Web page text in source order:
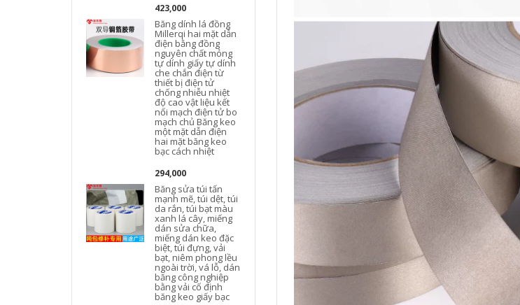
423,000
Băng dính lá đồng
Millerqi hai mặt dẫn
điện bằng đồng
nguyên chất mỏng
tự dính giấy tự dính
che chắn điện từ
thiết bị điện tử
chống nhiễu nhiệt
độ cao vật liệu kết
nối mạch điện tử bo
mạch chủ Băng keo
một mặt dẫn điện
hai mặt băng keo
bạc cách nhiệt
294,000
Băng sửa túi tấn
mạnh mẽ, túi dệt, túi
da rắn, túi bạt màu
xanh lá cây, miếng
dán sửa chữa,
miếng dán keo đặc
biệt, túi đựng, vải
bạt, niêm phong lều
ngoài trời, vá lỗ, dán
băng công nghiệp
bằng vải cố định
băng keo giấy bạc
Băng sóng Điều
Ruihuan Hai mặt
dính hai mặt băng
băng keo hai mặt
băng dính băng keo
băng keo đồng dẫn
điện
Giấy nhôm nguyên
tùy chỉnh không
dính hai mặt dày
động, bảo
hiệu điện từ
nhiệt độ cao,
nhiễu, lá
tự dính, băng
chống tĩnh
nhớt cao
dẫn điện
Băng keo
độ cao cho
nhà bếp, máy
nóng, ống
khói, ống
cách nhiệt,
tác sửa chữa
nồi tự dính,
thủy tinh, lá
không thấm
độ nhớt cao,
băng dính
ôn
201,000
Yongyu sợi